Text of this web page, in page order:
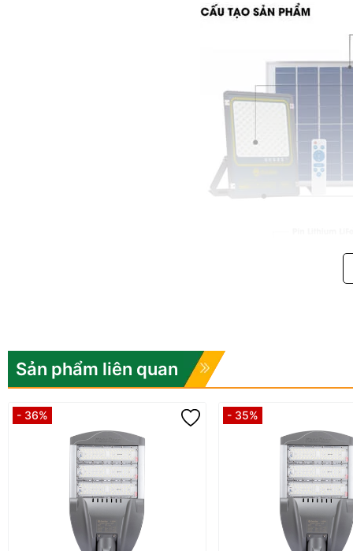
Dòng đèn CP03.SL.RAD 100W không chỉ ghi điểm bởi thương
Sản phẩm liên quan
- 36% - 35%